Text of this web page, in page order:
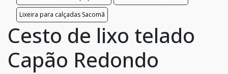
Lixeira para calçadas Sacomã
Cesto de lixo telado
Capão Redondo